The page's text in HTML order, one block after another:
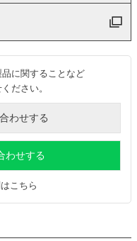
に関することなど
ださい。
わせする
わせする
こちら